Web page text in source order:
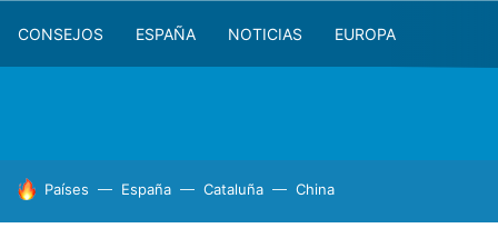
CONSEJOS ESPAÑA NOTICIAS EUROPA
HOY SE HABLA DE
Países España Cataluña China